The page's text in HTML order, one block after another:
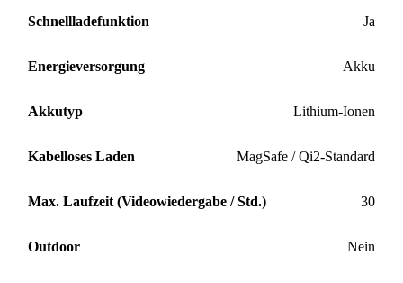
Schnellladefunktion Ja
Energieversorgung Akku
Akkutyp Lithium-Ionen
Kabelloses Laden MagSafe / Qi2-Standard
Max. Laufzeit (Videowiedergabe / Std.) 30
Outdoor Nein